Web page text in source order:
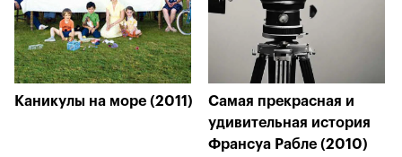
Каникулы на море (2011)
Самая прекрасная и
удивительная история
Франсуа Рабле (2010)